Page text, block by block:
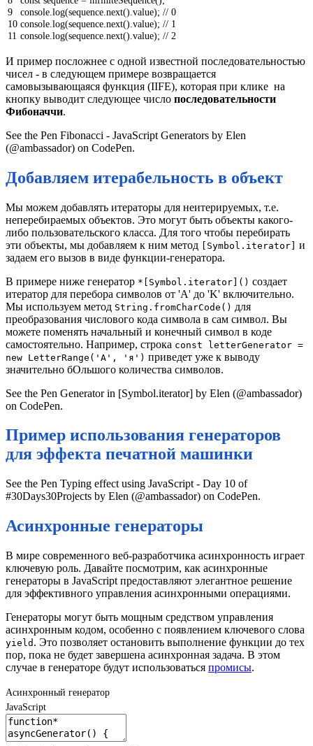
9
10
11
console log(sequence next() value); // 0
console log(sequence next() value); // 1
console log(sequence next() value); // 2
И пример посложнее с одной известной последовательностью
чисел - в следующем примере возвращается
самовызывающаяся функция (IIFE), которая при клике на
кнопку выводит следующее число последовательности
Фибоначчи.
See the Pen Fibonacci - JavaScript Generators by Elen
(@ambassador) on CodePen.
Добавляем итерабельность в объект
Мы можем добавлять итераторы для неитерируемых, т.е.
неперебираемых объектов. Это могут быть объекты какого-
либо пользовательского класса. Для того чтобы перебирать
эти объекты, мы добавляем к ним метод [Symbol.iterator] и
задаем его вызов в виде функции-генератора.
В примере ниже генератор *[Symbol.iterator]() создает
итератор для перебора символов от 'A' до 'K' включительно.
Мы используем метод String.fromCharCode() для
преобразования числового кода символа в сам символ. Вы
можете поменять начальный и конечный символ в коде
самостоятельно. Например, строка const letterGenerator =
new LetterRange('A', 'я') приведет уже к выводу
значительно бОльшого количества символов.
See the Pen Generator in [Symbol.iterator] by Elen (@ambassador)
on CodePen.
Пример использования генераторов
для эффекта печатной машинки
See the Pen Typing effect using JavaScript - Day 10 of
#30Days30Projects by Elen (@ambassador) on CodePen.
Асинхронные генераторы
В мире современного веб-разработчика асинхронность играет
ключевую роль. Давайте посмотрим, как асинхронные
генераторы в JavaScript предоставляют элегантное решение
для эффективного управления асинхронными операциями.
Генераторы могут быть мощным средством управления
асинхронным кодом, особенно с появлением ключевого слова
yield . Это позволяет остановить выполнение функции до тех
пор, пока не будет завершена асинхронная задача. В этом
случае в генераторе будут использоваться промисы.
Асинхронный генератор
JavaScript